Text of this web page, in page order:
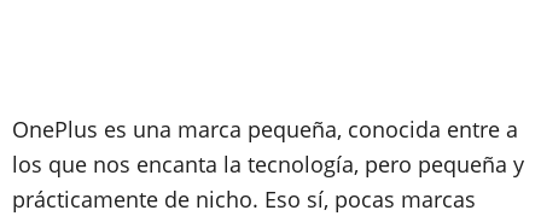
OnePlus es una marca pequeña, conocida entre a
los que nos encanta la tecnología, pero pequeña y
prácticamente de nicho. Eso sí, pocas marcas